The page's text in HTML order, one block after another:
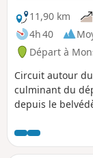
11,90 km
4h 40
Départ à
Circuit autour
culminant du
depuis le
le viaduc du